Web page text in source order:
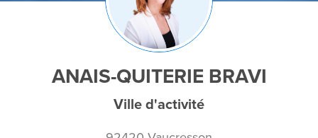
ANAIS-QUITERIE BRAVI
Ville d'activité